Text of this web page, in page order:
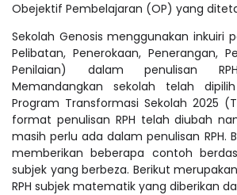
Obejektif Pembelajaran (OP) yang
Sekolah Genosis menggunakan inkuiri
Pelibatan, Penerokaan, Penerangan,
Penilaian) dalam penulisan
Memandangkan sekolah telah
Program Transformasi Sekolah 2025
format penulisan RPH telah diubah
masih perlu ada dalam penulisan RPH.
memberikan beberapa contoh
subjek yang berbeza. Berikut
RPH subjek matematik yang diberikan